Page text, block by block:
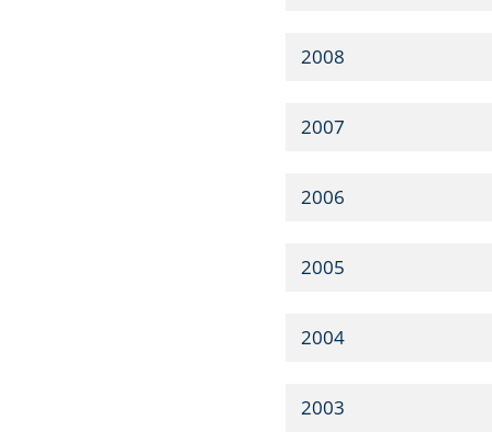
2008
2007
2006
2005
2004
2003